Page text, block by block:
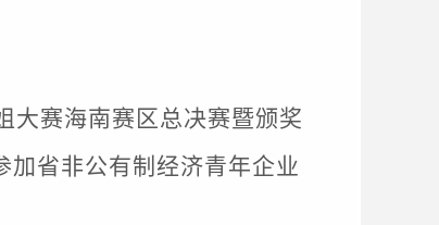
大赛海南赛区总决赛暨颁奖
加省非公有制经济青年企业